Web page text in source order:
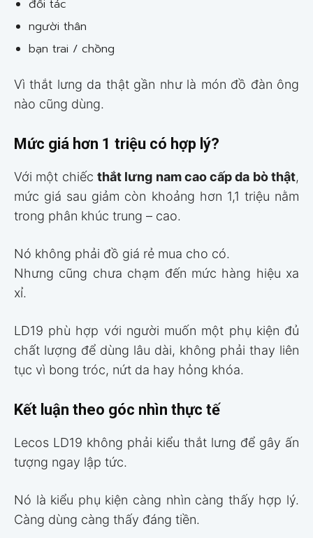
đối tác
người thân
bạn trai / chồng
Vì thắt lưng da thật gần như là món đồ đàn ông
nào cũng dùng.
Mức giá hơn 1 triệu có hợp lý?
Với một chiếc thắt lưng nam cao cấp da bò thật,
mức giá sau giảm còn khoảng hơn 1,1 triệu nằm
trong phân khúc trung – cao.
Nó không phải đồ giá rẻ mua cho có.
Nhưng cũng chưa chạm đến mức hàng hiệu xa
xỉ.
LD19 phù hợp với người muốn một phụ kiện đủ
chất lượng để dùng lâu dài, không phải thay liên
tục vì bong tróc, nứt da hay hỏng khóa.
Kết luận theo góc nhìn thực tế
Lecos LD19 không phải kiểu thắt lưng để gây ấn
tượng ngay lập tức.
Nó là kiểu phụ kiện càng nhìn càng thấy hợp lý.
Càng dùng càng thấy đáng tiền.